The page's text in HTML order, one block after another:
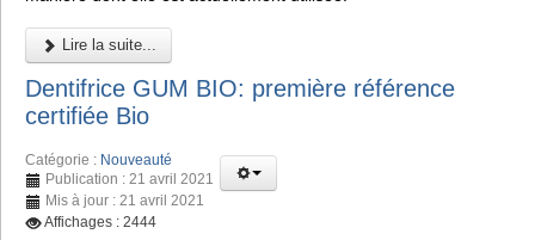
Lire la suite...
Dentifrice GUM BIO: première référence
certifiée Bio
Catégorie : Nouveauté
Publication : 21 avril 2021
Mis à jour : 21 avril 2021
Affichages : 2444